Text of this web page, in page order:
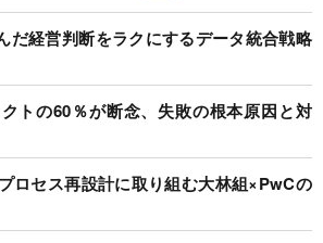
だ経営判断をラクにするデータ統合戦略
トの60％が断念、失敗の根本原因と対
ロセス再設計に取り組む大林組×PwCの